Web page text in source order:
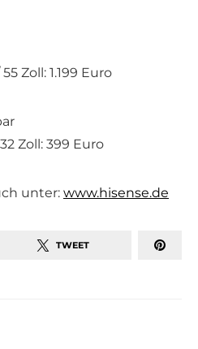
Zoll: 1.199 Euro
Zoll: 399 Euro
unter: www.hisense.de
TWEET